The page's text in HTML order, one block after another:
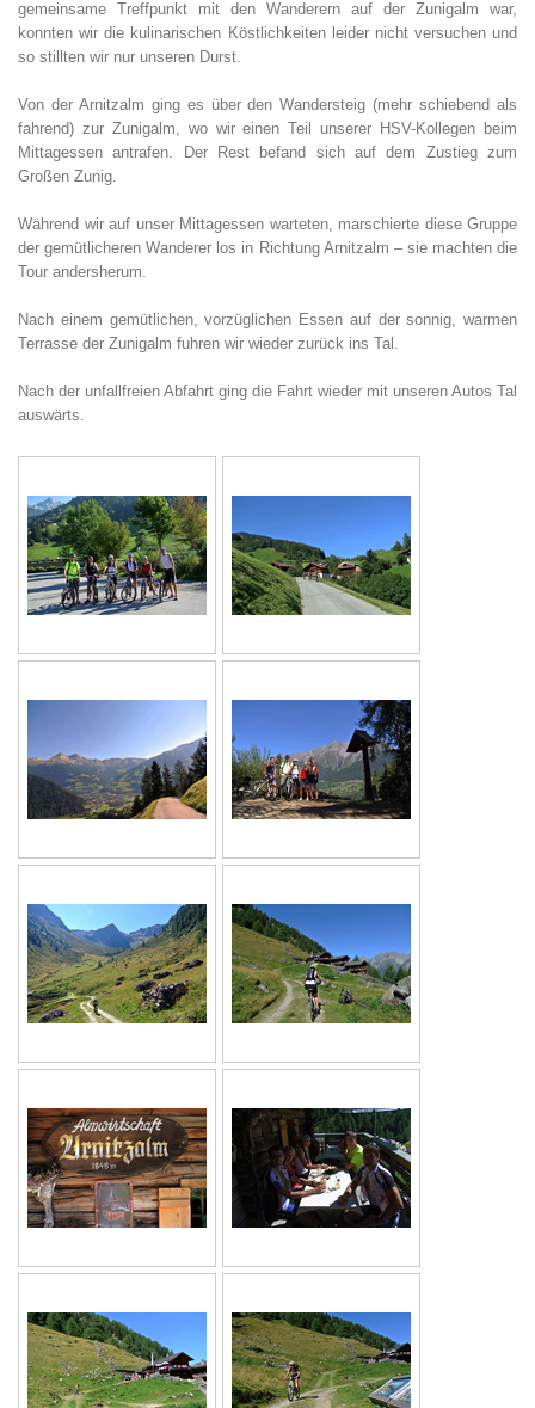
gemeinsame Treffpunkt mit den Wan­derern auf der Zunigalm war,
konnten wir die kulinarischen Köstlichkeiten leider nicht versuchen und
so stillten wir nur unseren Durst.
Von der Arnitzalm ging es über den Wandersteig (mehr schiebend als
fahrend) zur Zunigalm, wo wir einen Teil unserer HSV-Kollegen beim
Mittagessen antrafen. Der Rest befand sich auf dem Zustieg zum
Großen Zunig.
Während wir auf unser Mittagessen warteten, marschierte diese Gruppe
der gemütliche­ren Wanderer los in Richtung Arnitzalm – sie machten die
Tour andersherum.
Nach einem gemütlichen, vorzüglichen Essen auf der sonnig, warmen
Terrasse der Zunigalm fuhren wir wieder zurück ins Tal.
Nach der unfallfreien Abfahrt ging die Fahrt wieder mit unseren Autos Tal
auswärts.